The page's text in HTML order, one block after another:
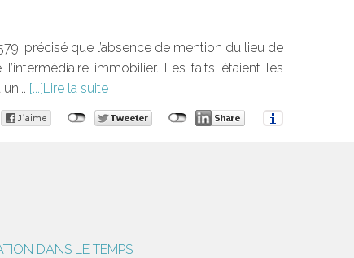
précisé que l’absence de mention du lieu de
immobilier. Les faits étaient les
Lire la suite
DANS LE TEMPS